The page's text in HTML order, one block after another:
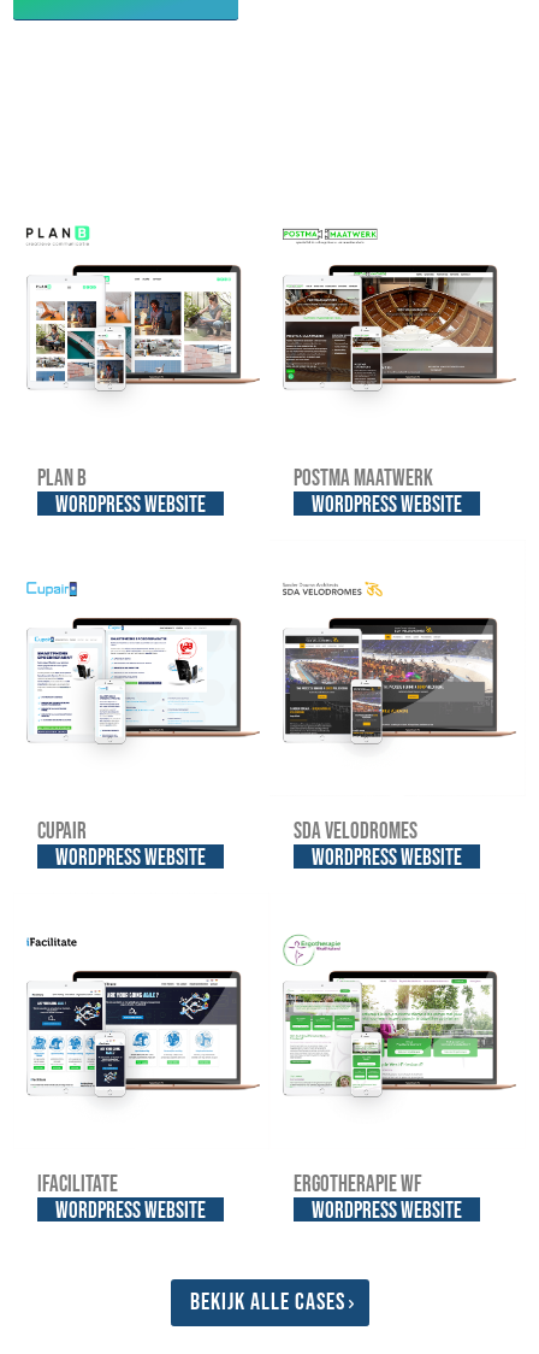
Plan B
WordPress website
Postma Maatwerk
WordPress website
Cupair
WordPress website
SDA Velodromes
WordPress website
iFacilitate
WordPress website
Ergotherapie WF
WordPress website
Bekijk alle cases